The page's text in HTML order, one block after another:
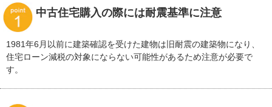
中古住宅購入の際には耐震基準に注意
1981年6月以前に建築確認を受けた建物は旧耐震の建築物になり、
住宅ローン減税の対象にならない可能性があるため注意が必要で
す。